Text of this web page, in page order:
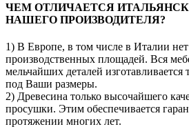
ЧЕМ ОТЛИЧАЕТСЯ
НАШЕГО ПРОИЗВОДИТЕЛЯ?
1) В Европе, в том числе в Италии
производственных площадей. Вся
мельчайших деталей изготавливается
под Ваши размеры.
2) Древесина только высочайшего
просушки. Этим обеспечивается
протяжении многих лет.